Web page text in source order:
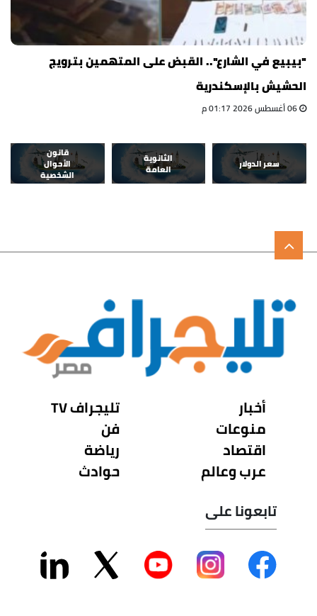
"بيبيع في الشارع".. القبض على المتهمين بترويج
الحشيش بالإسكندرية
سعر الدولار
الثانوية
العامة
قانون
الأحوال
الشخصية
أخبار
منوعات
اقتصاد
عرب وعالم
تليجراف TV
فن
رياضة
حوادث
تابعونا على